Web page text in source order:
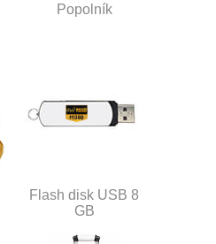
Popolník
Flash disk USB 8
GB